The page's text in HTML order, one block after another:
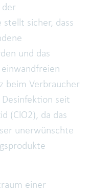
der
stellt sicher, dass
und das
einwandfreien
beim Verbraucher
seit
(ClO2), da das
unerwünschte
einer